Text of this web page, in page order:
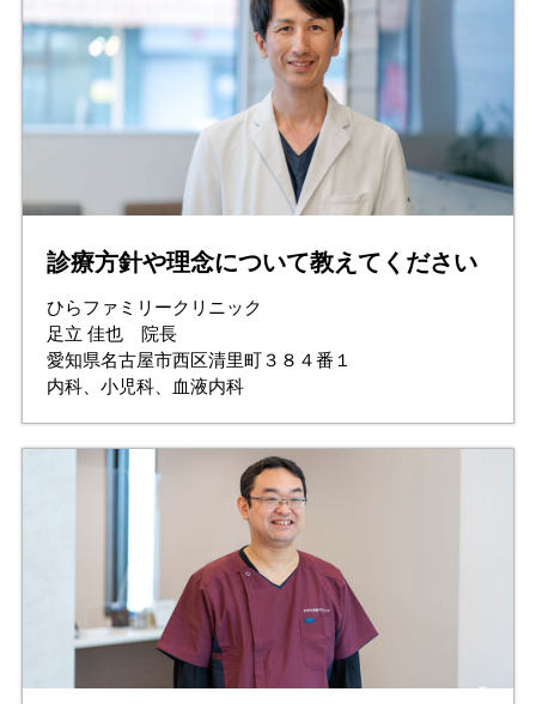
診療方針や理念について教えてください
ひらファミリークリニック
足立 佳也 院長
愛知県名古屋市西区清里町３８４番１
内科、小児科、血液内科